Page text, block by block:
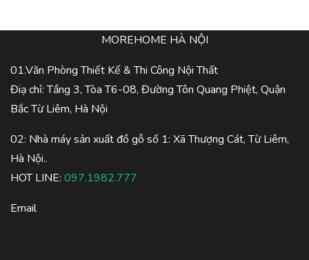
MOREHOME HÀ NỘI
01.Văn Phòng Thiết Kế & Thi Công Nội Thất
Điạ chỉ: Tầng 3, Tòa T6-08, Đường Tôn Quang Phiệt, Quận
Bắc Từ Liêm, Hà Nội
02: Nhà máy sản xuất đồ gỗ số 1: Xã Thượng Cát, Từ Liêm,
Hà Nội..
HOT LINE: 097.1982.777
Email